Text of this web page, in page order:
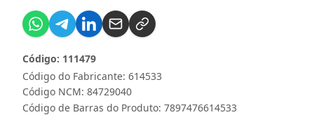
Código do Fabricante: 614533
Código: 111479
Código NCM: 84729040
Código de Barras do Produto: 7897476614533